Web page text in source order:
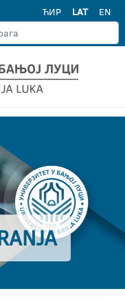
ЋИР LAT EN